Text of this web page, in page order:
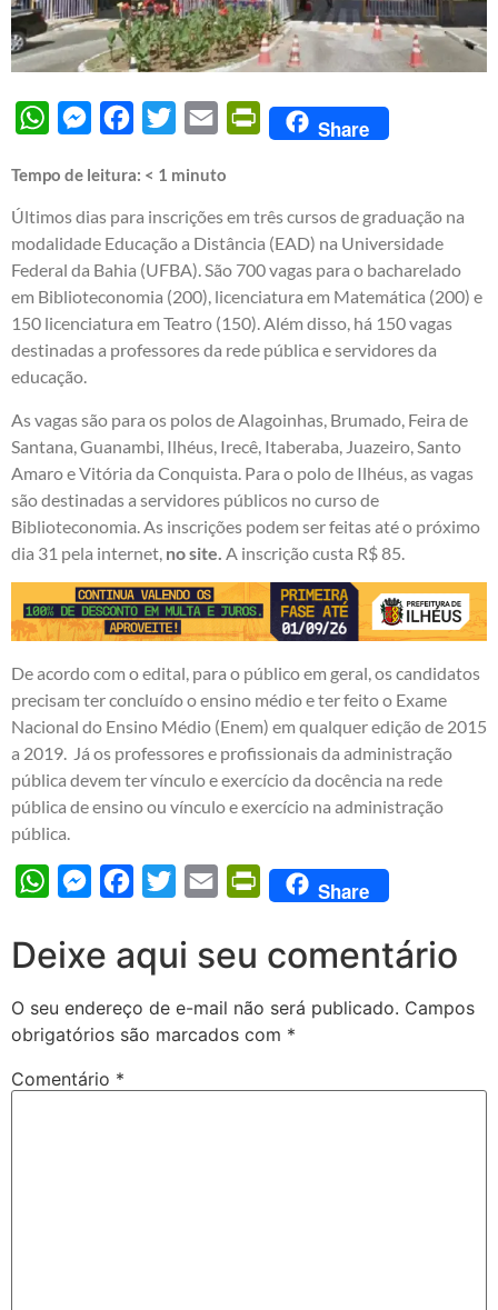
WhatsAppMessengerFacebook
Twitter Email PrintFriendly
Share
Tempo de leitura: < 1 minuto
Últimos dias para inscrições em três cursos de graduação na
modalidade Educação a Distância (EAD) na Universidade
Federal da Bahia (UFBA). São 700 vagas para o bacharelado
em Biblioteconomia (200), licenciatura em Matemática (200) e
150 licenciatura em Teatro (150). Além disso, há 150 vagas
destinadas a professores da rede pública e servidores da
educação.
As vagas são para os polos de Alagoinhas, Brumado, Feira de
Santana, Guanambi, Ilhéus, Irecê, Itaberaba, Juazeiro, Santo
Amaro e Vitória da Conquista. Para o polo de Ilhéus, as vagas
são destinadas a servidores públicos no curso de
Biblioteconomia. As inscrições podem ser feitas até o próximo
dia 31 pela internet, no site. A inscrição custa R$ 85.
De acordo com o edital, para o público em geral, os candidatos
precisam ter concluído o ensino médio e ter feito o Exame
Nacional do Ensino Médio (Enem) em qualquer edição de 2015
a 2019. Já os professores e profissionais da administração
pública devem ter vínculo e exercício da docência na rede
pública de ensino ou vínculo e exercício na administração
pública.
WhatsAppMessengerFacebook
Twitter Email PrintFriendly
Share
Deixe aqui seu comentário
O seu endereço de e-mail não será publicado. Campos
obrigatórios são marcados com *
Comentário *